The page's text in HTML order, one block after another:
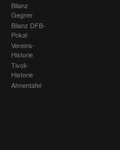
Bilanz
Gegner
Bilanz DFB-
Pokal
Vereins-
Historie
Tivoli-
Historie
Ahnentafel